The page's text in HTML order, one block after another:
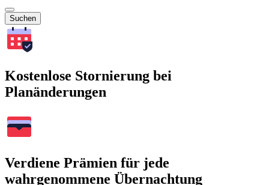
Suchen
Kostenlose Stornierung bei
Planänderungen
Verdiene Prämien für jede
wahrgenommene Übernachtung